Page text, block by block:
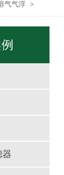
气气浮 >
器